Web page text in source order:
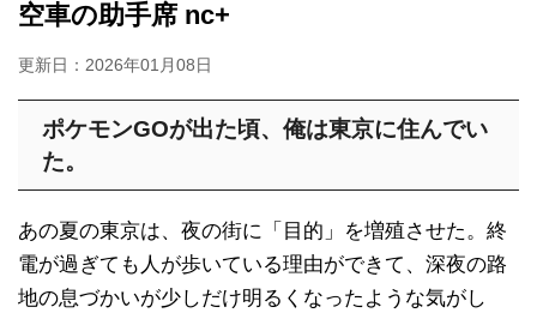
空車の助手席 nc+
更新日： 2026年01月08日
ポケモンGOが出た頃、俺は東京に住んでい
た。
あの夏の東京は、夜の街に「目的」を増殖させた。終
電が過ぎても人が歩いている理由ができて、深夜の路
地の息づかいが少しだけ明るくなったような気がし